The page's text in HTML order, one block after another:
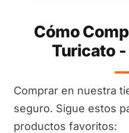
Cómo
Turicato
Comprar en nuestra
seguro. Sigue estos
productos favoritos: